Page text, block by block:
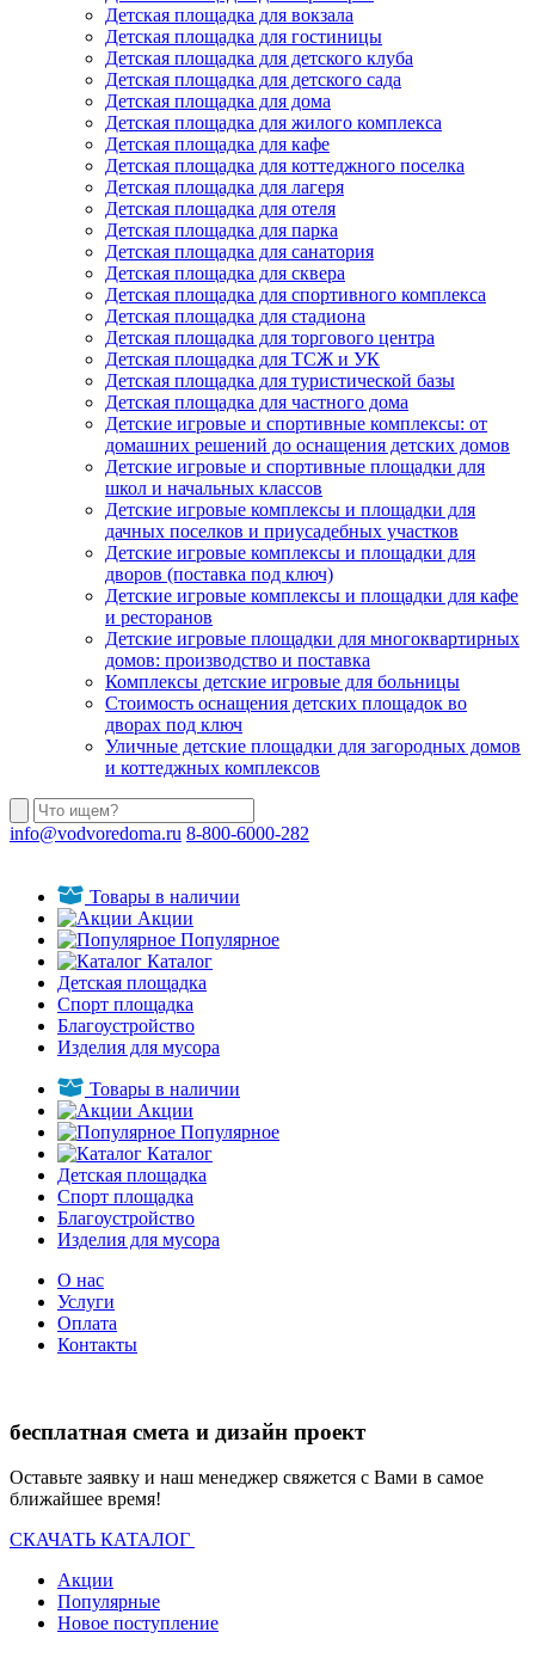
Детская площадка для вокзала
Детская площадка для гостиницы
Детская площадка для детского клуба
Детская площадка для детского сада
Детская площадка для дома
Детская площадка для жилого комплекса
Детская площадка для кафе
Детская площадка для коттеджного поселка
Детская площадка для лагеря
Детская площадка для отеля
Детская площадка для парка
Детская площадка для санатория
Детская площадка для сквера
Детская площадка для спортивного комплекса
Детская площадка для стадиона
Детская площадка для торгового центра
Детская площадка для ТСЖ и УК
Детская площадка для туристической базы
Детская площадка для частного дома
Детские игровые и спортивные комплексы: от
домашних решений до оснащения детских домов
Детские игровые и спортивные площадки для
школ и начальных классов
Детские игровые комплексы и площадки для
дачных поселков и приусадебных участков
Детские игровые комплексы и площадки для
дворов (поставка под ключ)
Детские игровые комплексы и площадки для кафе
и ресторанов
Детские игровые площадки для многоквартирных
домов: производство и поставка
Комплексы детские игровые для больницы
Стоимость оснащения детских площадок во
дворах под ключ
Уличные детские площадки для загородных домов
и коттеджных комплексов
info@vodvoredoma.ru 8-800-6000-282
Товары в наличии
Акции
Популярное
Каталог
Детская площадка
Спорт площадка
Благоустройство
Изделия для мусора
Товары в наличии
Акции
Популярное
Каталог
Детская площадка
Спорт площадка
Благоустройство
Изделия для мусора
О нас
Услуги
Оплата
Контакты
бесплатная смета и дизайн проект
Оставьте заявку и наш менеджер свяжется с Вами в самое
ближайшее время!
СКАЧАТЬ КАТАЛОГ
Акции
Популярные
Новое поступление